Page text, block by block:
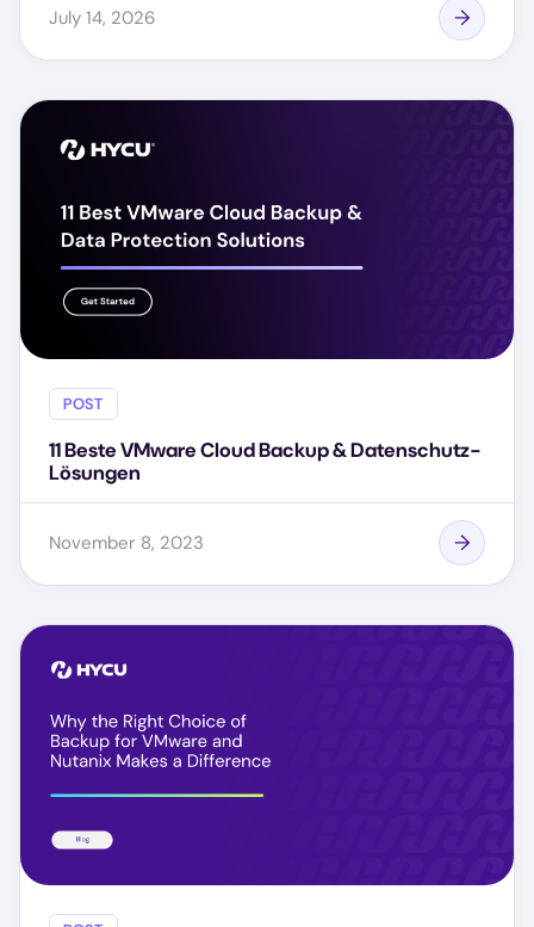
July 14, 2026
POST
11 Beste VMware Cloud Backup & Datenschutz-
Lösungen
November 8, 2023